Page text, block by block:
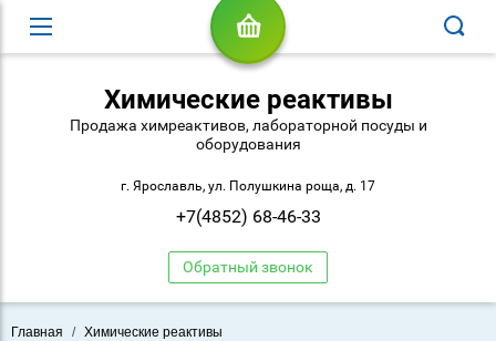
Химические реактивы
Продажа химреактивов, лабораторной посуды и
оборудования
г. Ярославль, ул. Полушкина роща, д. 17
+7(4852) 68-46-33
Обратный звонок
Главная / Химические реактивы